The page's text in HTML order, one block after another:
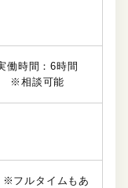
時間：6時間
※相談可能
フルタイムもあ